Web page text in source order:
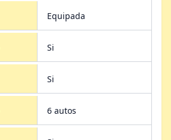
Equipada
Si
Si
6 autos